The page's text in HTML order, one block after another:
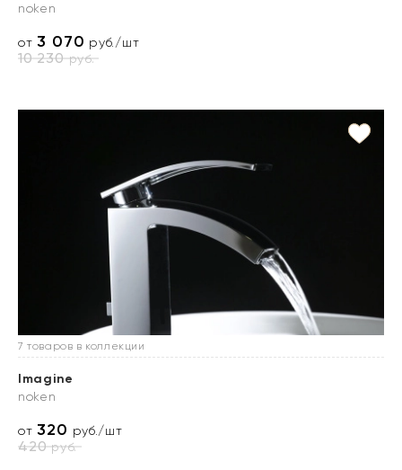
noken
от3 070 руб./шт
10 230руб.
7 товаров в коллекции
Imagine
noken
от320 руб./шт
420руб.